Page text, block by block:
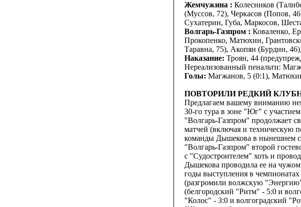
Жемчужина : Колесников
(Муссов, 72), Черкасов (Попов,
Сухатерин, Губа, Маркосов,
Волгарь-Газпром : Коваленко,
Прокопенко, Матюхин,
Таравна, 75), Акопян (Бурдин,
Наказание: Троян, 44
Нереализованный пенальти:
Голы: Магжанов, 5 (0:1),
ПОВТОРИЛИ РЕДКИЙ
Предлагаем вашему вниманию
30-го тура в зоне "Юг" с
"Волгарь-Газпром" продолжает
матчей (включая и техническую
команды Дышекова в нынешнем
"Волгарь-Газпром" второй
с "Судостроителем" хоть и
Дышекова проводила ее на
годы выступления в
(разгромили волжскую
(белгородский "Ритм" - 5:0 и
"Колос" - 3:0 и волгоградский